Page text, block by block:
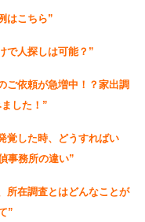
はこちら”
で人探しは可能？”
ご依頼が急増中！？家出調
した！”
覚した時、どうすればい
事務所の違い”
所在調査とはどんなことが
”